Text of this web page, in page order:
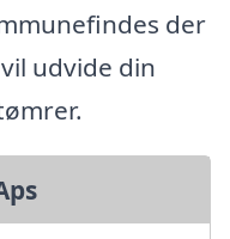
der
udvide din